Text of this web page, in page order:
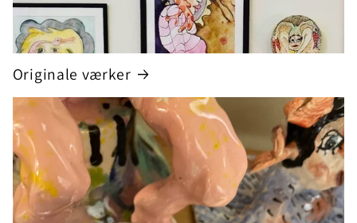
Originale værker